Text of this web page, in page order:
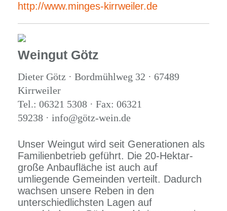
http://www.minges-kirrweiler.de
Weingut Götz
Dieter Götz · Bordmühlweg 32 · 67489
Kirrweiler
Tel.: 06321 5308 · Fax: 06321
59238 · info@götz-wein.de
Unser Weingut wird seit Generationen als
Familienbetrieb geführt. Die 20-Hektar-
große Anbaufläche ist auch auf
umliegende Gemeinden verteilt. Dadurch
wachsen unsere Reben in den
unterschiedlichsten Lagen auf